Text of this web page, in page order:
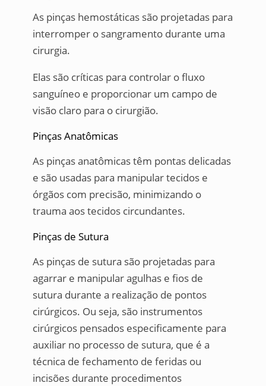
As pinças hemostáticas são projetadas para
interromper o sangramento durante uma
cirurgia.
Elas são críticas para controlar o fluxo
sanguíneo e proporcionar um campo de
visão claro para o cirurgião.
Pinças Anatômicas
As pinças anatômicas têm pontas delicadas
e são usadas para manipular tecidos e
órgãos com precisão, minimizando o
trauma aos tecidos circundantes.
Pinças de Sutura
As pinças de sutura são projetadas para
agarrar e manipular agulhas e fios de
sutura durante a realização de pontos
cirúrgicos. Ou seja, são instrumentos
cirúrgicos pensados especificamente para
auxiliar no processo de sutura, que é a
técnica de fechamento de feridas ou
incisões durante procedimentos